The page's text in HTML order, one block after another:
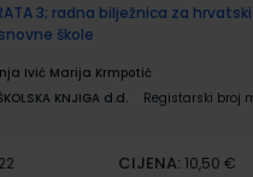
3; radna bilježnica za
škole
Ivić Marija Krmpotić
KNJIGA d.d. Registarski broj
CIJENA: 10,50 €